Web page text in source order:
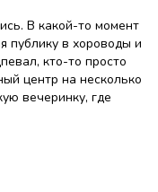
В какой-то момент
публику в хороводы и
кто-то просто
центр на несколько
вечеринку, где